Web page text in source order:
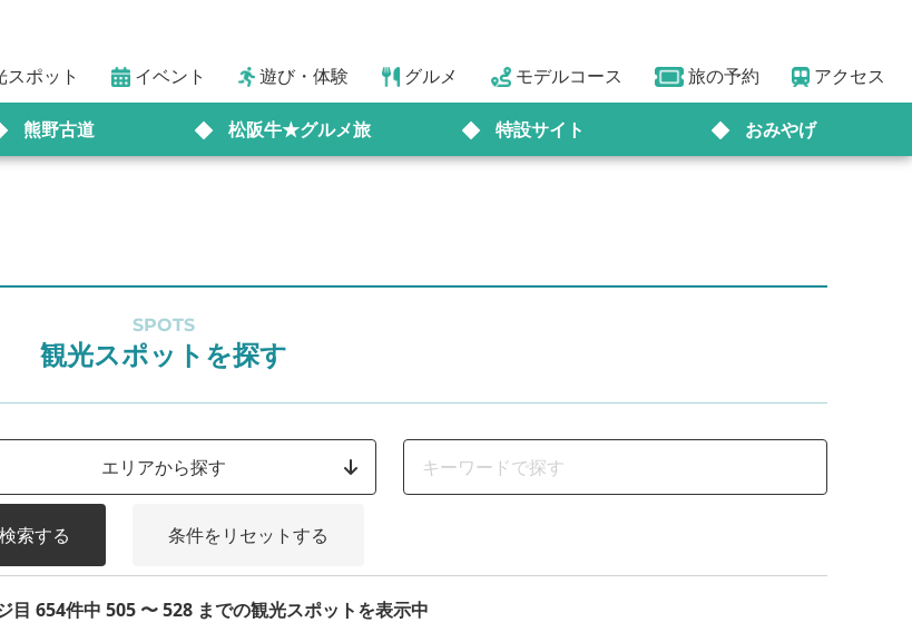
スポット イベント 遊び・体験 グルメ モデルコース 旅の予約 アクセス
熊野古道 松阪牛★グルメ旅 特設サイト おみやげ
SPOTS
観光スポットを探す
エリアから探す
検索する 条件をリセットする
目 654件中 505 〜 528 までの観光スポットを表示中